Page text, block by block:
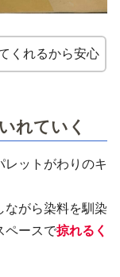
くれるから安心
れていく
レットがわりのキ
ながら染料を馴染
ペースで掠れるく